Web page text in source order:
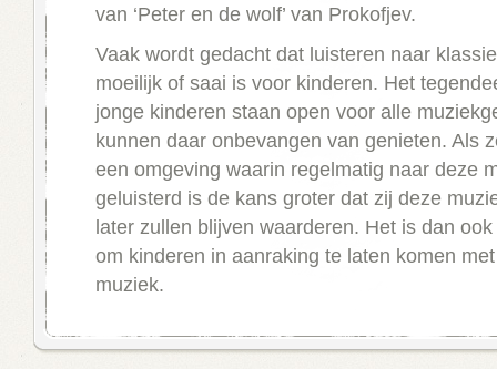
van ‘Peter en de wolf’ van Prokofjev.
Vaak wordt gedacht dat luisteren naar
moeilijk of saai is voor kinderen. Het
jonge kinderen staan open voor alle
kunnen daar onbevangen van genieten. Als
een omgeving waarin regelmatig naar deze
geluisterd is de kans groter dat zij deze
later zullen blijven waarderen. Het is dan
om kinderen in aanraking te laten komen
muziek.